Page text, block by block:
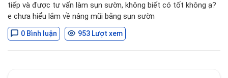
tiếp và được tư vấn làm sụn sườn, không biết có tốt không ạ?
e chưa hiểu lắm về nâng mũi bằng sụn sườn
0 Bình luận 953 Lượt xem